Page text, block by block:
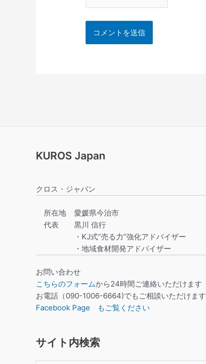
KUROS Japan
クロス・ジャパン
所在地
代表
愛媛県今治市
黒川 信行
・KJ式“売る力”強化アドバイザー
・地域食材開発アドバイザー
お問い合わせ
こちらのフォームから24時間ご連絡いただけます
お電話（090-1006-6664)でもご相談いただけます
Facebook Page もご覧ください
サイト内検索